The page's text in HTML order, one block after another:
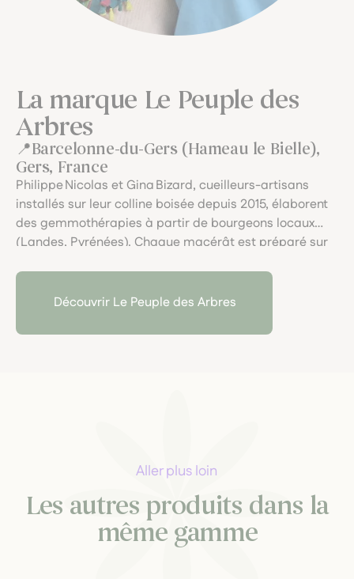
La marque Le Peuple des
Arbres
Barcelonne-du-Gers (Hameau le Bielle),
Gers, France
Philippe Nicolas et Gina Bizard, cueilleurs-artisans
installés sur leur colline boisée depuis 2015, élaborent
des gemmothérapies à partir de bourgeons locaux
(Landes, Pyrénées). Chaque macérât est préparé sur
miel, dans une approche vibratoire et respectueuse,
en dialogue avec "le peuple des arbres".
Découvrir Le Peuple des Arbres
Aller plus loin
Les autres produits dans la
même gamme